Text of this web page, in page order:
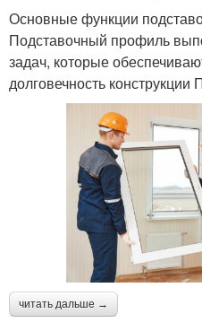
Основные функции
Подставочный профиль
задач, которые
долговечность конструкции
читать дальше →